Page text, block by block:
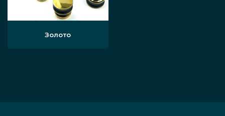
Золото